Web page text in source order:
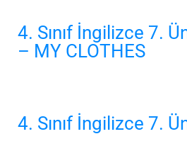
4. Sınıf İngilizce 7.
– MY CLOTHES
4. Sınıf İngilizce 7.